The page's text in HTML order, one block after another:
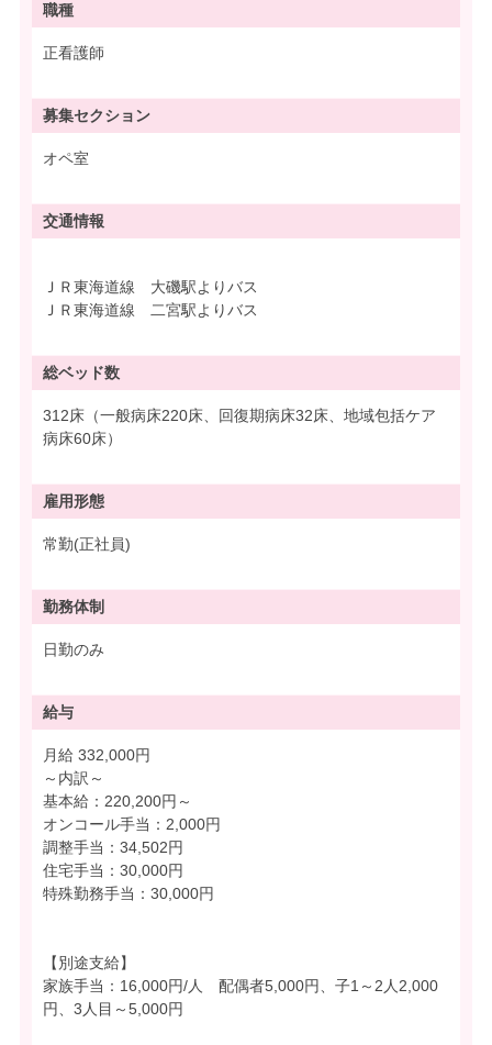
職種
正看護師
募集セクション
オペ室
交通情報
ＪＲ東海道線 大磯駅よりバス
ＪＲ東海道線 二宮駅よりバス
総ベッド数
312床（一般病床220床、回復期病床32床、地域包括ケア
病床60床）
雇用形態
常勤(正社員)
勤務体制
日勤のみ
給与
月給 332,000円
～内訳～
基本給：220,200円～
オンコール手当：2,000円
調整手当：34,502円
住宅手当：30,000円
特殊勤務手当：30,000円
【別途支給】
家族手当：16,000円/人 配偶者5,000円、子1～2人2,000
円、3人目～5,000円